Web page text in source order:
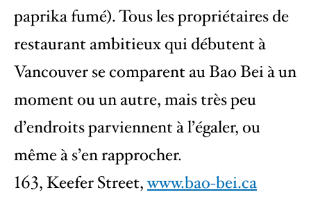
paprika fumé). Tous les propriétaires de
restaurant ambitieux qui débutent à
Vancouver se comparent au Bao Bei à un
moment ou un autre, mais très peu
d’endroits parviennent à l’égaler, ou
même à s’en rapprocher.
163, Keefer Street,www.bao-bei.ca